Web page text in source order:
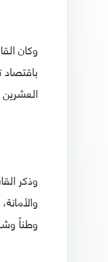
وكان
العشرين
وذكر
وطناً